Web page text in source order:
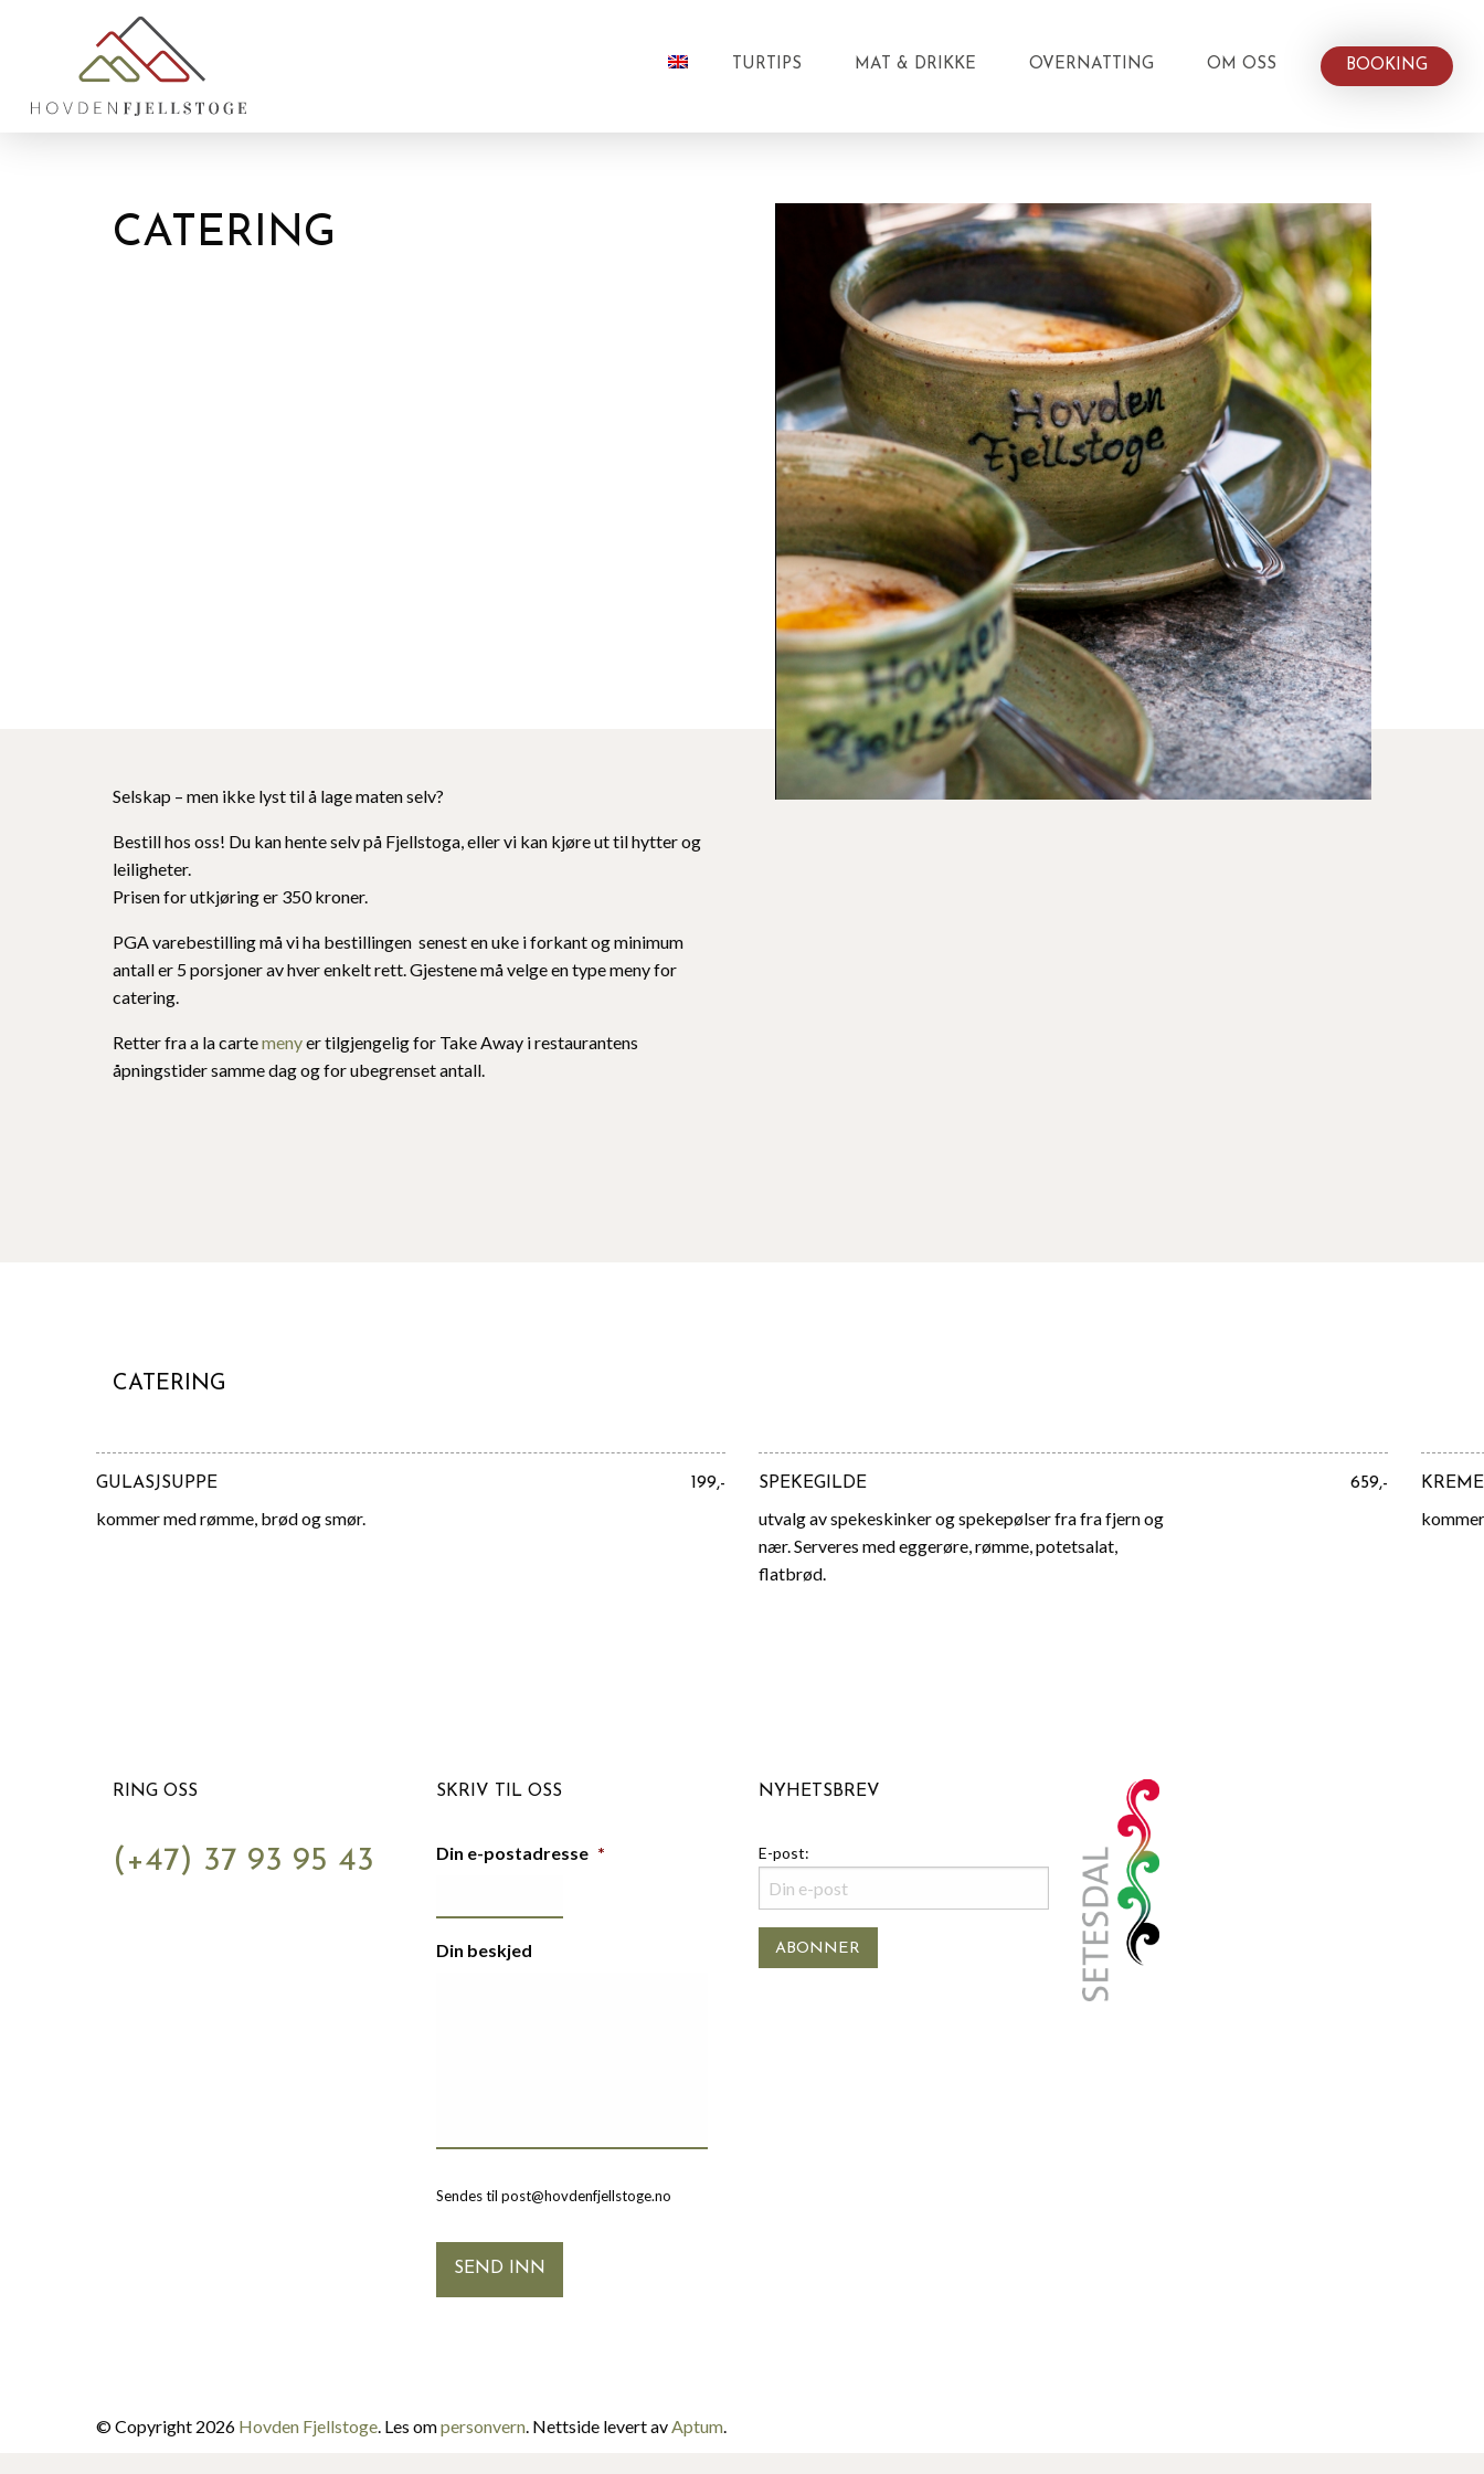
TURTIPS MAT & DRIKKE OVERNATTING OM OSS BOOKING
CATERING
Selskap – men ikke lyst til å lage maten selv?
Bestill hos oss! Du kan hente selv på Fjellstoga, eller vi kan kjøre ut til hytter og
leiligheter.
Prisen for utkjøring er 350 kroner.
PGA varebestilling må vi ha bestillingen senest en uke i forkant og minimum
antall er 5 porsjoner av hver enkelt rett. Gjestene må velge en type meny for
catering.
Retter fra a la cartemenyer tilgjengelig for Take Away i restaurantens
åpningstider samme dag og for ubegrenset antall.
CATERING
GULASJSUPPE
kommer med rømme, brød og smør.
199,- SPEKEGILDE
utvalg av spekeskinker og spekepølser fra fra fjern og
nær. Serveres med eggerøre, rømme, potetsalat,
flatbrød.
659,-
RING OSS
(+47) 37 93 95 43
SKRIV TIL OSS
Din e-postadresse *
Din beskjed
Sendes til post@hovdenfjellstoge.no
NYHETSBREV
E-post:
© Copyright 2026 Hovden Fjellstoge. Les ompersonvern. Nettside levert avAptum.